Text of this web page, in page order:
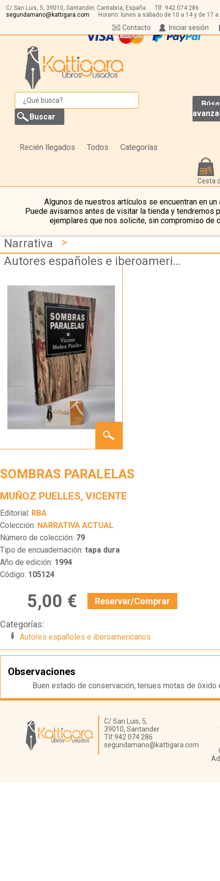
C/ San Luis, 5, 39010, Santander, Cantabria, España Tlf: 942 074 286
segundamano@kattigara.com
Horario: lunes a sábado de 10 a 14 y de 17 a
Iniciar sesión
Contacto
Recién llegados Todos Categorías
Cesta
Algunos de nuestros artículos se encuentran en un
Puede avisarnos antes de visitar la tienda y tendremos
ejemplares que nos solicite, sin compromiso de
Narrativa
>
Autores españoles e iberoamericanos
PARALELAS
SOMBRAS PARALELAS
MUÑOZ PUELLES, VICENTE
Editorial: RBA
Colección: NARRATIVA ACTUAL
Número de colección: 79
Tipo de encuadernación: tapa dura
Año de edición: 1994
Código: 105124
5,00 € Reservar/Comprar
Categorías:
Autores españoles e iberoamericanos
Observaciones
Buen estado de conservación, tenues motas de óxido
Librería Kattigara
C/ San Luis, 5,
39010, Santander
Tlf:942 074 286
segundamano@kattigara.com